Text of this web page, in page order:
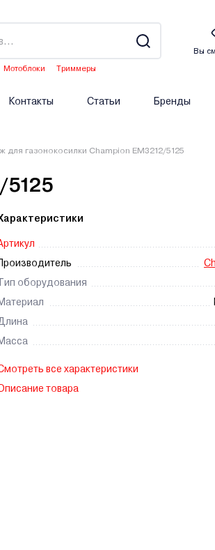
Мотоблоки
Триммеры
Вы
Контакты Статьи Бренды
для газонокосилки Champion EM3212/5125
5125
оборудования
все характеристики
товара